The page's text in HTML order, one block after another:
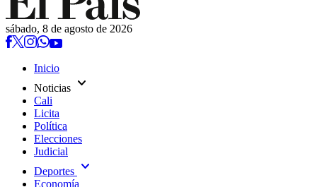
sábado, 8 de agosto de 2026
Inicio
Noticias expand_more
Cali
Licita
Política
Elecciones
Judicial
Deportes expand_more
Economía